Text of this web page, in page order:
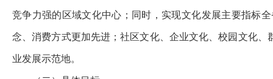
竞争力强的区域文化中心；同时，实现文化发展主要指标
念、消费方式更加先进；社区文化、企业文化、校园文化
业发展示范地。